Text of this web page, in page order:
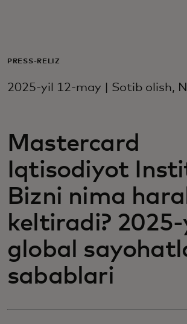
Biznes uchun
Innovatorlar uchun
Yangiliklar va trendlar
PRESS-RELIZ
2025-yil 12-may | Sotib olish,
Mastercard
Iqtisodiyot
Bizni nima
keltiradi?
global
sabablari